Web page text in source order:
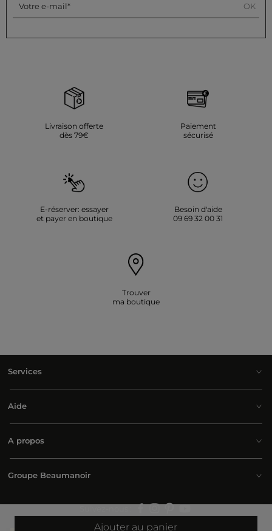
Ajouter au panier
Votre e-mail OK
Livraison offerte
dès 79€
Paiement
sécurisé
E-réserver: essayer
et payer en boutique
Besoin d'aide
09 69 32 00 31
Trouver
ma boutique
Services
Aide
A propos
Groupe Beaumanoir